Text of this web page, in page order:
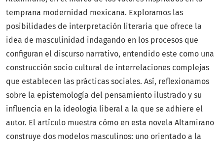
temprana modernidad mexicana. Exploramos las
posibilidades de interpretación literaria que ofrece la
idea de masculinidad indagando en los procesos que
configuran el discurso narrativo, entendido este como una
construcción socio cultural de interrelaciones complejas
que establecen las prácticas sociales. Así, reflexionamos
sobre la epistemología del pensamiento ilustrado y su
influencia en la ideología liberal a la que se adhiere el
autor. El artículo muestra cómo en esta novela Altamirano
construye dos modelos masculinos: uno orientado a la